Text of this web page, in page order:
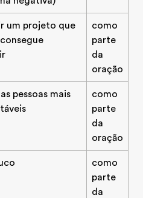
um projeto que
como
parte
da
oração
pessoas mais
como
parte
da
oração
como
parte
da